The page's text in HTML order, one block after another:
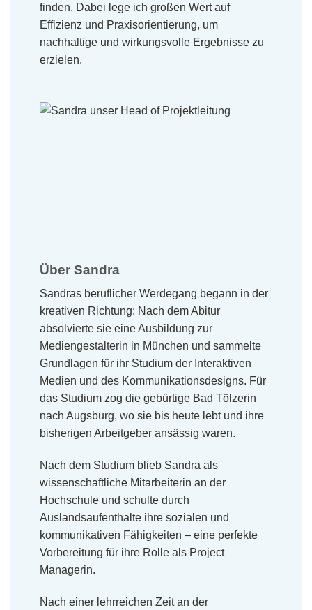
finden. Dabei lege ich großen Wert auf
Effizienz und Praxisorientierung, um
nachhaltige und wirkungsvolle Ergebnisse zu
erzielen.
Über Sandra
Sandras beruflicher Werdegang begann in der
kreativen Richtung: Nach dem Abitur
absolvierte sie eine Ausbildung zur
Mediengestalterin in München und sammelte
Grundlagen für ihr Studium der Interaktiven
Medien und des Kommunikationsdesigns. Für
das Studium zog die gebürtige Bad Tölzerin
nach Augsburg, wo sie bis heute lebt und ihre
bisherigen Arbeitgeber ansässig waren.
Nach dem Studium blieb Sandra als
wissenschaftliche Mitarbeiterin an der
Hochschule und schulte durch
Auslandsaufenthalte ihre sozialen und
kommunikativen Fähigkeiten – eine perfekte
Vorbereitung für ihre Rolle als Project
Managerin.
Nach einer lehrreichen Zeit an der